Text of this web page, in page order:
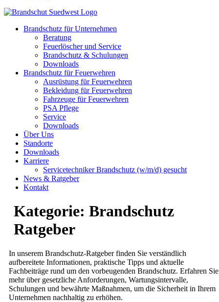
Brandschutz für Unternehmen
Beratung
Feuerlöscher und Service
Brandschutz & Schulungen
Downloads
Brandschutz für Feuerwehren
Ausrüstung für Feuerwehren
Bekleidung für Feuerwehren
Fahrzeuge für Feuerwehren
PSA Pflege
Service
Downloads
Über Uns
Standorte
Downloads
Karriere
Servicetechniker Brandschutz (w/m/d) gesucht
News & Ratgeber
Kontakt
Kategorie: Brandschutz
Ratgeber
In unserem Brandschutz-Ratgeber finden Sie verständlich
aufbereitete Informationen, praktische Tipps und aktuelle
Fachbeiträge rund um den vorbeugenden Brandschutz. Erfahren Sie
mehr über gesetzliche Anforderungen, Wartungsintervalle,
Schulungen und bewährte Maßnahmen, um die Sicherheit in Ihrem
Unternehmen nachhaltig zu erhöhen.